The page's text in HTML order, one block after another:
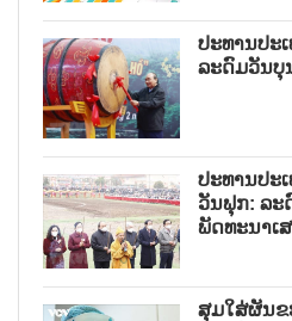
ປະທານປະ
ລະດົມວັນບຸ
ປະທານປະ
ວັນຟຸກ: ລະ
ພັດທະນາເ
ສຸມໃສ່ຜັນຂ